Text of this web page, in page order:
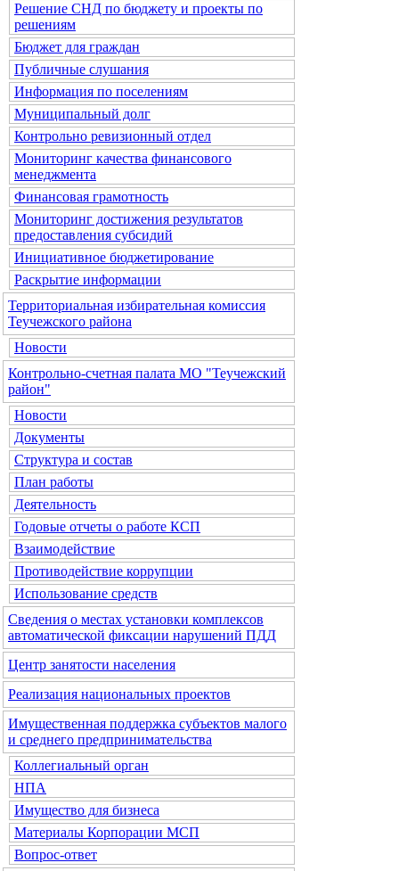
Решение СНД по бюджету и проекты по
решениям
Бюджет для граждан
Публичные слушания
Информация по поселениям
Муниципальный долг
Контрольно ревизионный отдел
Мониторинг качества финансового
менеджмента
Финансовая грамотность
Мониторинг достижения результатов
предоставления субсидий
Инициативное бюджетирование
Раскрытие информации
Территориальная избирательная комиссия
Теучежского района
Новости
Контрольно-счетная палата МО "Теучежский
район"
Новости
Документы
Структура и состав
План работы
Деятельность
Годовые отчеты о работе КСП
Взаимодействие
Противодействие коррупции
Использование средств
Сведения о местах установки комплексов
автоматической фиксации нарушений ПДД
Центр занятости населения
Реализация национальных проектов
Имущественная поддержка субъектов малого
и среднего предпринимательства
Коллегиальный орган
НПА
Имущество для бизнеса
Материалы Корпорации МСП
Вопрос-ответ